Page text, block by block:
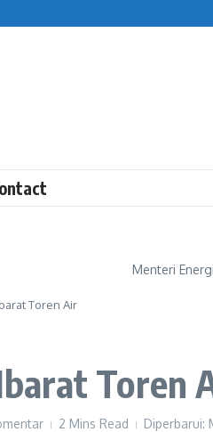
Menteri
Toren Air
Toren
2 Mins Read Diperbarui: